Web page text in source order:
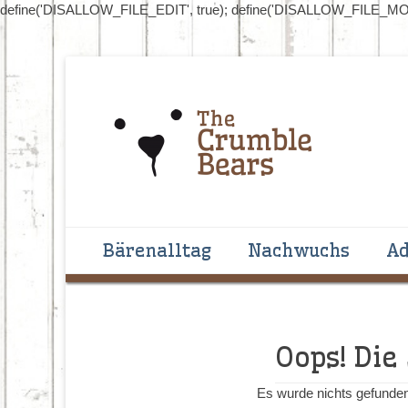
define('DISALLOW_FILE_EDIT', true);
The
Primäres Menü
Inhalt
springen
Bärenalltag Nachwuchs
Oops!
Es wurde nichts